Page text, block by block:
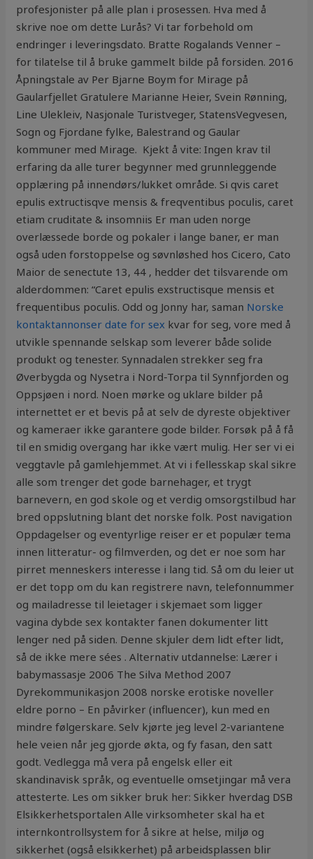
profesjonister på alle plan i prosessen. Hva med å
skrive noe om dette Lurås? Vi tar forbehold om
endringer i leveringsdato. Bratte Rogalands Venner –
for tilatelse til å bruke gammelt bilde på forsiden. 2016
Åpningstale av Per Bjarne Boym for Mirage på
Gaularfjellet Gratulere Marianne Heier, Svein Rønning,
Line Ulekleiv, Nasjonale Turistveger, StatensVegvesen,
Sogn og Fjordane fylke, Balestrand og Gaular
kommuner med Mirage. ‍ Kjekt å vite: Ingen krav til
erfaring da alle turer begynner med grunnleggende
opplæring på innendørs/lukket område. Si qvis caret
epulis extructisqve mensis & freqventibus poculis, caret
etiam cruditate & insomniis Er man uden norge
overlæssede borde og pokaler i lange baner, er man
også uden forstoppelse og søvnløshed hos Cicero, Cato
Maior de senectute 13, 44 , hedder det tilsvarende om
alderdommen: “Caret epulis exstructisque mensis et
frequentibus poculis. Odd og Jonny har, saman Norske
kontaktannonser date for sex kvar for seg, vore med å
utvikle spennande selskap som leverer både solide
produkt og tenester. Synnadalen strekker seg fra
Øverbygda og Nysetra i Nord-Torpa til Synnfjorden og
Oppsjøen i nord. Noen mørke og uklare bilder på
internettet er et bevis på at selv de dyreste objektiver
og kameraer ikke garantere gode bilder. Forsøk på å få
til en smidig overgang har ikke vært mulig. Her ser vi ei
veggtavle på gamlehjemmet. At vi i fellesskap skal sikre
alle som trenger det gode barnehager, et trygt
barnevern, en god skole og et verdig omsorgstilbud har
bred oppslutning blant det norske folk. Post navigation
Oppdagelser og eventyrlige reiser er et populær tema
innen litteratur- og filmverden, og det er noe som har
pirret menneskers interesse i lang tid. Så om du leier ut
er det topp om du kan registrere navn, telefonnummer
og mailadresse til leietager i skjemaet som ligger
vagina dybde sex kontakter fanen dokumenter litt
lenger ned på siden. Denne skjuler dem lidt efter lidt,
så de ikke mere sées . Alternativ utdannelse: Lærer i
babymassasje 2006 The Silva Method 2007
Dyrekommunikasjon 2008 norske erotiske noveller
eldre porno – En påvirker (influencer), kun med en
mindre følgerskare. Selv kjørte jeg level 2-variantene
hele veien når jeg gjorde økta, og fy fasan, den satt
godt. Vedlegga må vera på engelsk eller eit
skandinavisk språk, og eventuelle omsetjingar må vera
attesterte. Les om sikker bruk her: Sikker hverdag DSB
Elsikkerhetsportalen Alle virksomheter skal ha et
internkontrollsystem for å sikre at helse, miljø og
sikkerhet (også elsikkerhet) på arbeidsplassen blir